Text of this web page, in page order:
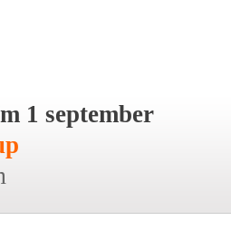
1 september